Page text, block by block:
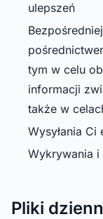
ulepszeń
tym w celu
informacji
także w
Wysyłania Ci
Wykrywania i
Pliki